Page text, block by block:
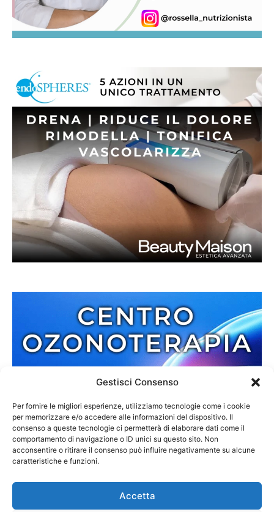
Gestisci Consenso
Per fornire le migliori esperienze, utilizziamo tecnologie come i cookie
per memorizzare e/o accedere alle informazioni del dispositivo. Il
consenso a queste tecnologie ci permetterà di elaborare dati come il
comportamento di navigazione o ID unici su questo sito. Non
acconsentire o ritirare il consenso può influire negativamente su alcune
caratteristiche e funzioni.
Accetta